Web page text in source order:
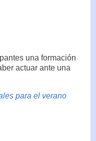
una formación
actuar ante una
para el verano